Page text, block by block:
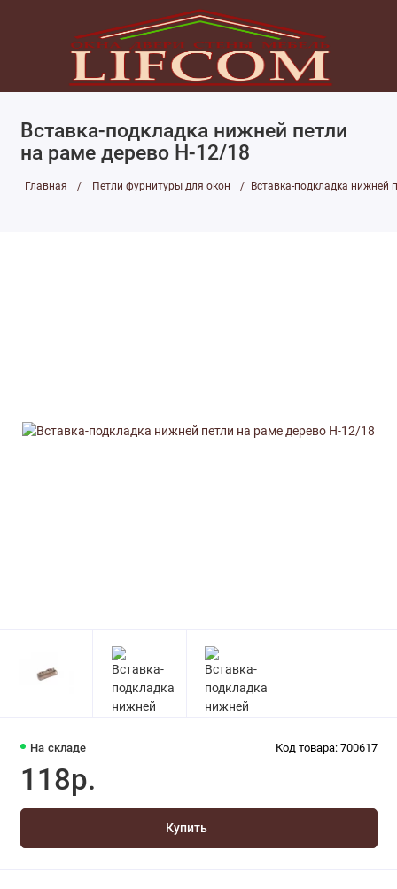
Вставка-подкладка нижней петли
на раме дерево H-12/18
Главная Петли фурнитуры для окон Вставка-подкладка нижней
На складе Код товара: 700617
118р.
Купить